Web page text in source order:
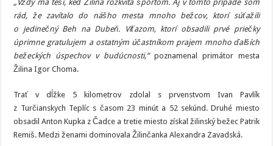
„Vždy ma teší, keď Žilina rozkvitá športom. Aj v tomto prípade som
rád, že zavítalo do nášho mesta mnoho bežcov, ktorí súťažili
o jedinečný Beh na Dubeň. Víťazom, ktorí obsadili prvé priečky
úprimne gratulujem a ostatným účastníkom prajem mnoho ďalších
bežeckých úspechov v budúcnosti,“poznamenal primátor mesta
Žilina Igor Choma.
Trať v dĺžke 5 kilometrov zdolal s prvenstvom Ivan Pavlík
z Turčianskych Teplíc s časom 23 minút a 52 sekúnd. Druhé miesto
obsadil Anton Kupka z Čadce a tretie miesto získal žilinský bežec Patrik
Remiš. Medzi ženami dominovala Žilinčanka Alexandra Zavadská.